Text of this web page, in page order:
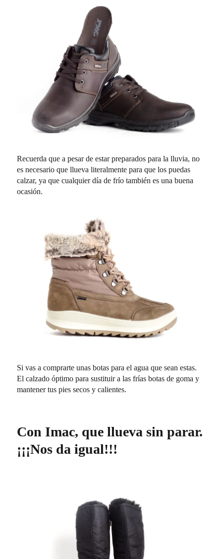
Recuerda que a pesar de estar preparados para la lluvia, no
es necesario que llueva literalmente para que los puedas
calzar, ya que cualquier día de frío también es una buena
ocasión.
Si vas a comprarte unas botas para el agua que sean estas.
El calzado óptimo para sustituir a las frías botas de goma y
mantener tus pies secos y calientes.
Con Imac, que llueva sin parar.
¡¡¡Nos da igual!!!